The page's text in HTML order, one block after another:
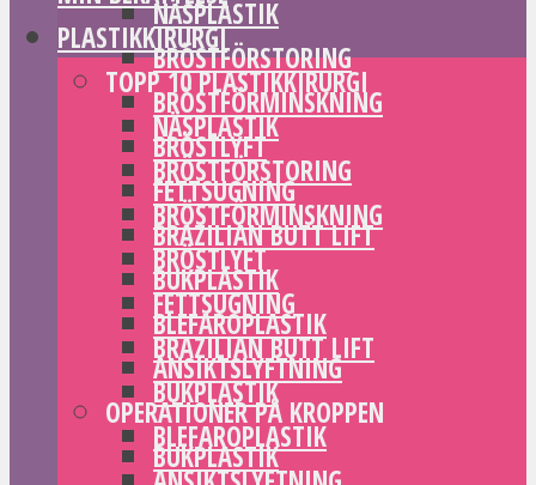
NÄSPLASTIK
BRÖSTFÖRSTORING
BRÖSTFÖRMINSKNING
BRÖSTLYFT
FETTSUGNING
BRAZILIAN BUTT LIFT
BUKPLASTIK
BLEFAROPLASTIK
ANSIKTSLYFTNING
OPERATIONER PÅ KROPPEN
BUKPLASTIK
PLASTIKKIRURGI
TOPP 10 PLASTIKKIRURGI
NÄSPLASTIK
BRÖSTFÖRSTORING
BRÖSTFÖRMINSKNING
BRÖSTLYFT
FETTSUGNING
BRAZILIAN BUTT LIFT
BUKPLASTIK
BLEFAROPLASTIK